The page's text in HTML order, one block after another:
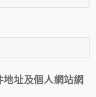
址及個人網站網